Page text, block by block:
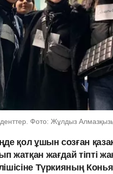
Фото: Жұлдыз
қол ұшын созған
жатқан жағдай тіпті
Түркияның